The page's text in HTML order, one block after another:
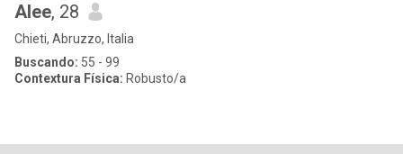
Alee, 28
Chieti, Abruzzo, Italia
Buscando: 55 - 99
Contextura Física: Robusto/a